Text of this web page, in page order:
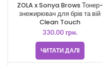
ZOLA x Sonya Brows Тонер-
знежирювач для брів та вій
Clean Touch
330.00 грн.
ЧИТАТИ ДАЛІ